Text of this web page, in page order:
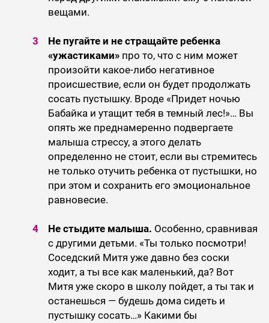
вещами.
Не пугайте и не стращайте ребенка
«ужастиками» про то, что с ним может
произойти какое-либо негативное
происшествие, если он будет продолжать
сосать пустышку. Вроде «Придет ночью
Бабайка и утащит тебя в темный лес!»… Вы
опять же преднамеренно подвергаете
малыша стрессу, а этого делать
определенно не стоит, если вы стремитесь
не только отучить ребенка от пустышки, но
при этом и сохранить его эмоциональное
равновесие.
Не стыдите малыша. Особенно, сравнивая
с другими детьми. «Ты только посмотри!
Соседский Митя уже давно без соски
ходит, а ты все как маленький, да? Вот
Митя уже скоро в школу пойдет, а ты так и
останешься — будешь дома сидеть и
пустышку сосать…» Какими бы